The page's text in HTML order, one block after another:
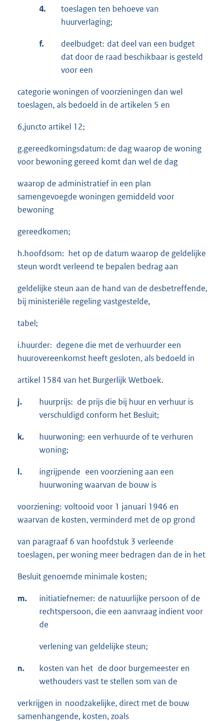
4.
toeslagen ten behoeve van
huurverlaging;
f.
deelbudget: dat deel van een budget
dat door de raad beschikbaar is gesteld
voor een
categorie woningen of voorzieningen dan wel
toeslagen, als bedoeld in de artikelen 5 en
6,juncto artikel 12;
g.gereedkomingsdatum: de dag waarop de woning
voor bewoning gereed komt dan wel de dag
waarop de administratief in een plan
samengevoegde woningen gemiddeld voor
bewoning
gereedkomen;
h.hoofdsom: het op de datum waarop de geldelijke
steun wordt verleend te bepalen bedrag aan
geldelijke steun aan de hand van de desbetreffende,
bij ministeriële regeling vastgestelde,
tabel;
i.huurder: degene die met de verhuurder een
huurovereenkomst heeft gesloten, als bedoeld in
artikel 1584 van het Burgerlijk Wetboek.
j.
huurprijs: de prijs die bij huur en verhuur is
verschuldigd conform het Besluit;
k.
huurwoning: een verhuurde of te verhuren
woning;
l.
ingrijpende een voorziening aan een
huurwoning waarvan de bouw is
voorziening: voltooid voor 1 januari 1946 en
waarvan de kosten, verminderd met de op grond
van paragraaf 6 van hoofdstuk 3 verleende
toeslagen, per woning meer bedragen dan de in het
Besluit genoemde minimale kosten;
m.
initiatiefnemer: de natuurlijke persoon of de
rechtspersoon, die een aanvraag indient voor
de
verlening van geldelijke steun;
n.
kosten van het de door burgemeester en
wethouders vast te stellen som van de
verkrijgen in noodzakelijke, direct met de bouw
samenhangende, kosten, zoals